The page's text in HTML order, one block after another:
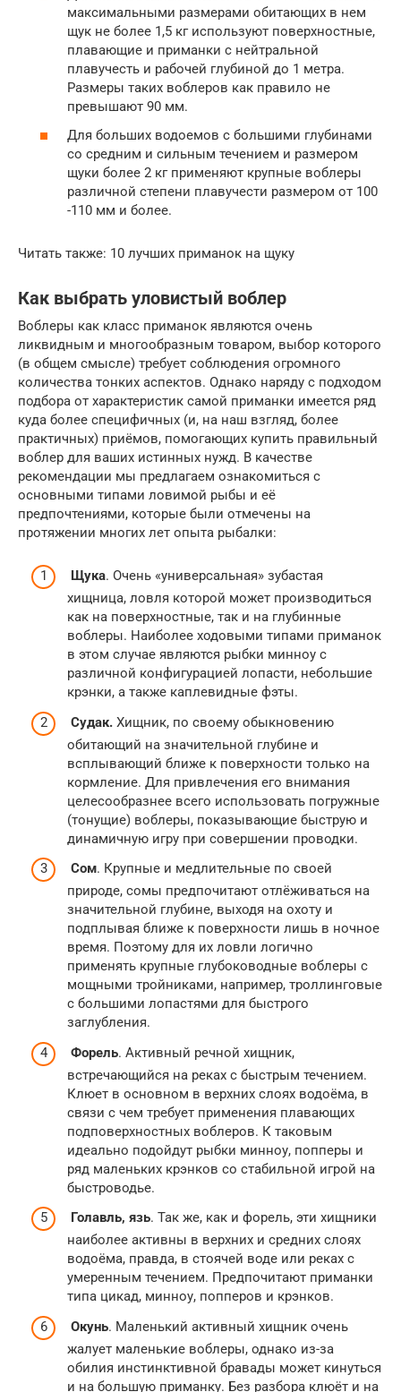
максимальными размерами обитающих в нем
щук не более 1,5 кг используют поверхностные,
плавающие и приманки с нейтральной
плавучесть и рабочей глубиной до 1 метра.
Размеры таких воблеров как правило не
превышают 90 мм.
Для больших водоемов с большими глубинами
со средним и сильным течением и размером
щуки более 2 кг применяют крупные воблеры
различной степени плавучести размером от 100
-110 мм и более.
Читать также: 10 лучших приманок на щуку
Как выбрать уловистый воблер
Воблеры как класс приманок являются очень
ликвидным и многообразным товаром, выбор которого
(в общем смысле) требует соблюдения огромного
количества тонких аспектов. Однако наряду с подходом
подбора от характеристик самой приманки имеется ряд
куда более специфичных (и, на наш взгляд, более
практичных) приёмов, помогающих купить правильный
воблер для ваших истинных нужд. В качестве
рекомендации мы предлагаем ознакомиться с
основными типами ловимой рыбы и её
предпочтениями, которые были отмечены на
протяжении многих лет опыта рыбалки:
Щука. Очень «универсальная» зубастая
хищница, ловля которой может производиться
как на поверхностные, так и на глубинные
воблеры. Наиболее ходовыми типами приманок
в этом случае являются рыбки минноу с
различной конфигурацией лопасти, небольшие
крэнки, а также каплевидные фэты.
Судак. Хищник, по своему обыкновению
обитающий на значительной глубине и
всплывающий ближе к поверхности только на
кормление. Для привлечения его внимания
целесообразнее всего использовать погружные
(тонущие) воблеры, показывающие быструю и
динамичную игру при совершении проводки.
Сом. Крупные и медлительные по своей
природе, сомы предпочитают отлёживаться на
значительной глубине, выходя на охоту и
подплывая ближе к поверхности лишь в ночное
время. Поэтому для их ловли логично
применять крупные глубоководные воблеры с
мощными тройниками, например, троллинговые
с большими лопастями для быстрого
заглубления.
Форель. Активный речной хищник,
встречающийся на реках с быстрым течением.
Клюет в основном в верхних слоях водоёма, в
связи с чем требует применения плавающих
подповерхностных воблеров. К таковым
идеально подойдут рыбки минноу, попперы и
ряд маленьких крэнков со стабильной игрой на
быстроводье.
Голавль, язь. Так же, как и форель, эти хищники
наиболее активны в верхних и средних слоях
водоёма, правда, в стоячей воде или реках с
умеренным течением. Предпочитают приманки
типа цикад, минноу, попперов и крэнков.
Окунь. Маленький активный хищник очень
жалует маленькие воблеры, однако из-за
обилия инстинктивной бравады может кинуться
и на большую приманку. Без разбора клюёт и на